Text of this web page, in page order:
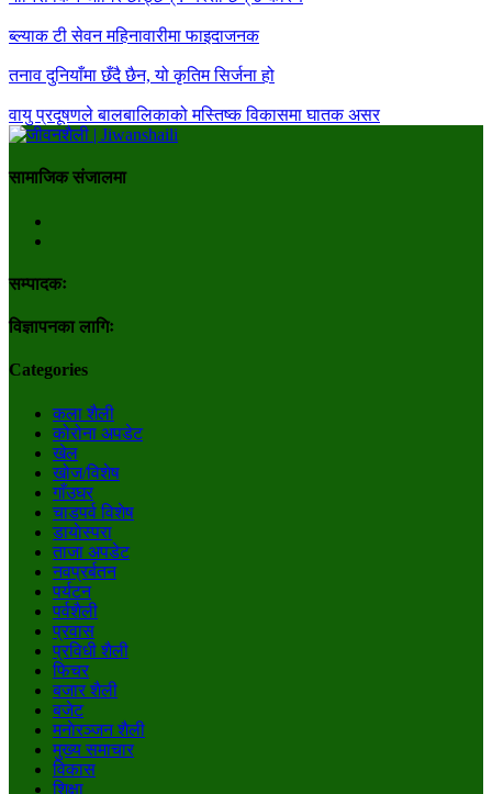
ब्ल्याक टी सेवन महिनावारीमा फाइदाजनक
तनाव दुनियाँमा छँदै छैन, यो कृतिम सिर्जना हो
वायु प्रदूषणले बालबालिकाको मस्तिष्क विकासमा घातक असर
सामाजिक संजालमा
सम्पादकः
विज्ञापनका लागिः
Categories
कला शैली
कोरोना अपडेट
खेल
खोज/विशेष
गाँउघर
चाडपर्व विशेष
डायाेस्परा
ताजा अपडेट
नवप्रर्बतन
पर्यटन
पर्वशैली
प्रवास
प्रविधी शैली
फिचर
बजार शैली
बजेट
मनाेरञ्जन शैली
मुख्य समाचार
विकास
शिक्षा